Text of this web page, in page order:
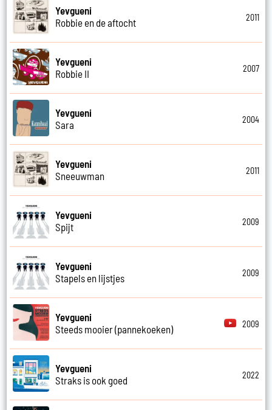
Yevgueni
Robbie en de aftocht
2011
Yevgueni
Robbie II
2007
Yevgueni
Sara
2004
Yevgueni
Sneeuwman
2011
Yevgueni
Spijt
2009
Yevgueni
Stapels en lijstjes
2009
Yevgueni
Steeds mooier (pannekoeken)
2009
Yevgueni
Straks is ook goed
2022